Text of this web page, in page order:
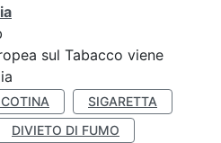
sul Tabacco viene
SIGARETTA
DIVIETO DI FUMO